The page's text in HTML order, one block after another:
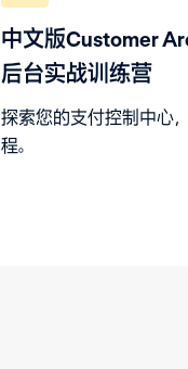
中文版Customer
后台实战训练营
探索您的支付控制中心
程。